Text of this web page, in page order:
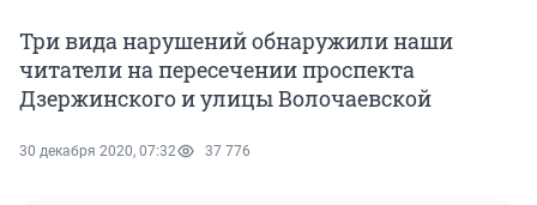
Три вида нарушений обнаружили наши
читатели на пересечении проспекта
Дзержинского и улицы Волочаевской
30 декабря 2020, 07:32 37 776